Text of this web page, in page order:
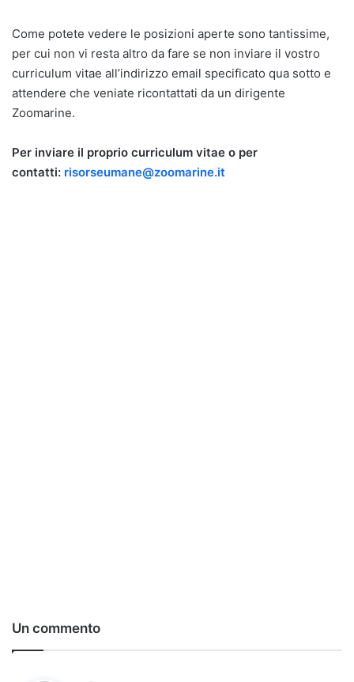
Come potete vedere le posizioni aperte sono tantissime,
per cui non vi resta altro da fare se non inviare il vostro
curriculum vitae all’indirizzo email specificato qua sotto e
attendere che veniate ricontattati da un dirigente
Zoomarine.
Per inviare il proprio curriculum vitae o per
contatti: risorseumane@zoomarine.it
Un commento